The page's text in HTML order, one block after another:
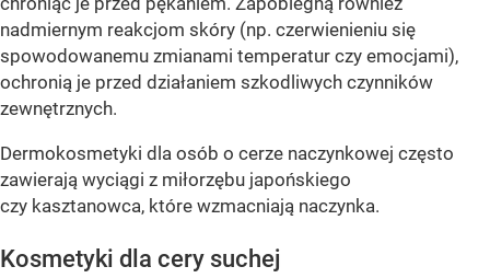
nadmiernym reakcjom skóry (np. czerwienieniu się
spowodowanemu zmianami temperatur czy emocjami),
ochronią je przed działaniem szkodliwych czynników
zewnętrznych.
Dermokosmetyki dla osób o cerze naczynkowej często
zawierają wyciągi z miłorzębu japońskiego
czy kasztanowca, które wzmacniają naczynka.
Kosmetyki dla cery suchej